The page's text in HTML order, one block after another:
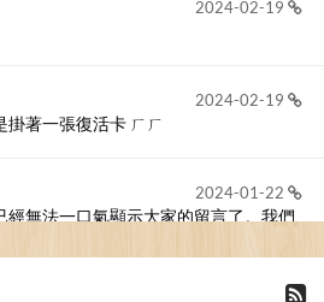
2024-02-19
2024-02-19
著一張復活卡 ㄏㄏ
2024-01-22
經無法一口氣顯示大家的留言了。我們